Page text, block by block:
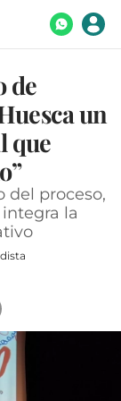
de
un
que
del proceso,
la